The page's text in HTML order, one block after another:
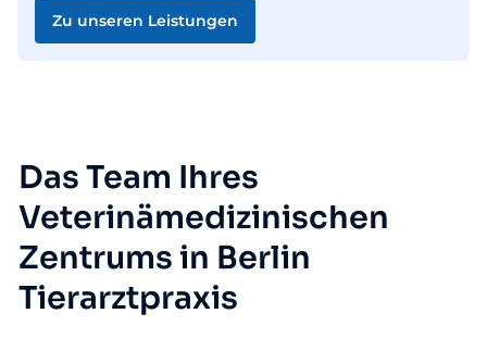
Zu unseren Leistungen
Das Team Ihres
Veterinämedizinischen
Zentrums in Berlin
Tierarztpraxis